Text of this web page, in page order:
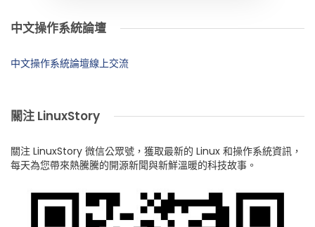
中文操作系統論壇
中文操作系統論壇線上交流
關注 LinuxStory
關注 LinuxStory 微信公眾號，獲取最新的 Linux 和操作系統資訊，
每天為您帶來熱騰騰的開源新聞與新鮮溫暖的科技故事。